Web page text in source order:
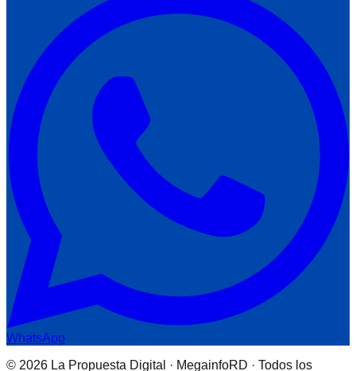
WhatsApp
© 2026 La Propuesta Digital · MegainfoRD · Todos los